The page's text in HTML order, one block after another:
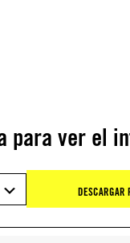
para ver el
DESCARGAR